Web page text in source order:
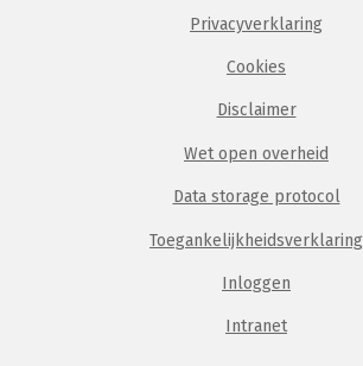
Privacyverklaring
Cookies
Disclaimer
Wet open overheid
Data storage protocol
Toegankelijkheidsverklaring
Inloggen
Intranet